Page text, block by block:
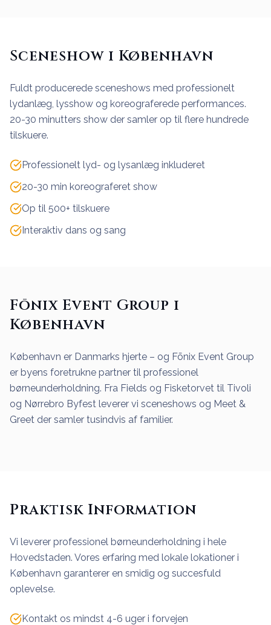
Sceneshow i København
Fuldt producerede sceneshows med professionelt
lydanlæg, lysshow og koreograferede performances.
20-30 minutters show der samler op til flere hundrede
tilskuere.
Professionelt lyd- og lysanlæg inkluderet
20-30 min koreograferet show
Op til 500+ tilskuere
Interaktiv dans og sang
Fōnix Event Group i
København
København er Danmarks hjerte – og Fōnix Event Group
er byens foretrukne partner til professionel
børneunderholdning. Fra Fields og Fisketorvet til Tivoli
og Nørrebro Byfest leverer vi sceneshows og Meet &
Greet der samler tusindvis af familier.
Praktisk Information
Vi leverer professionel børneunderholdning i hele
Hovedstaden. Vores erfaring med lokale lokationer i
København garanterer en smidig og succesfuld
oplevelse.
Kontakt os mindst 4-6 uger i forvejen